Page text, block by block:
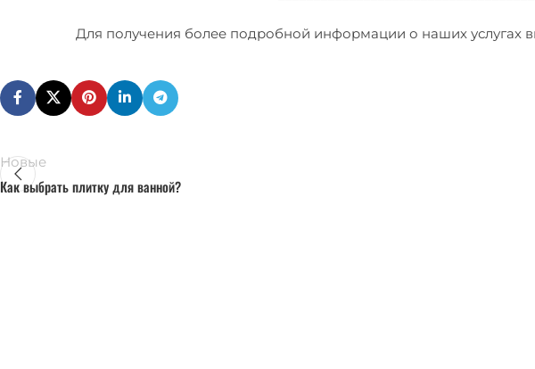
Для получения более подробной информации о наших услугах
Новые
Как выбрать плитку для ванной?